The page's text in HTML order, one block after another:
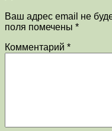
Ваш адрес email не
поля помечены *
Комментарий *